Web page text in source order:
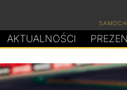
AKTUALNOŚCI